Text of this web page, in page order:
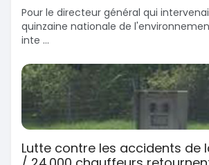
Pour le directeur général qui
quinzaine nationale de
inte ...
Lutte contre les accidents de